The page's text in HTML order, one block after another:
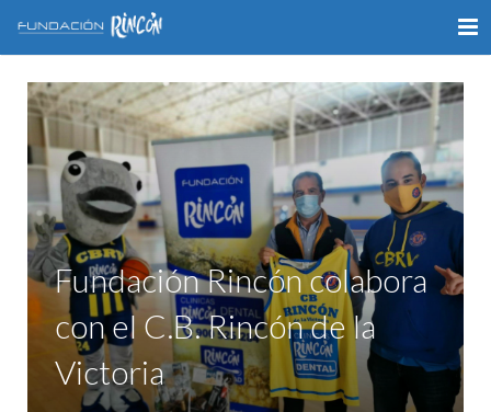
INICIO
LA FUNDACIÓN
APOYO AL DEPORTE
GALERÍA
VÍDEOS
COLABORA
CONTACTO
Fundación Rincón colabora
con el C.B. Rincón de la
Victoria